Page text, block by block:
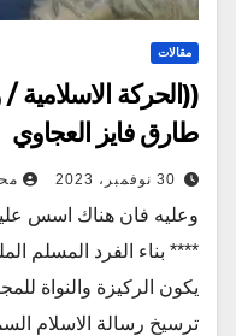
مقالات
طارق فايز العجاوي
30 نوفمبر، 2023
وعليه فان هناك اسس
**** بناء الفرد المسلم
يكون الركيزة والنواة
ترسيخ رسالة الاسلام